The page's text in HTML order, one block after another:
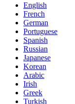
English
French
German
Portuguese
Spanish
Russian
Japanese
Korean
Arabic
Irish
Greek
Turkish